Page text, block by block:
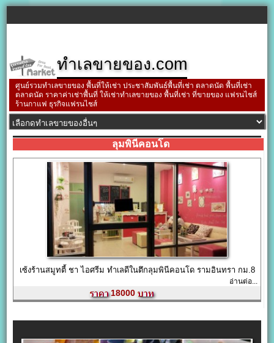
ทำเลขายของ.com
ศูนย์รวมทำเลขายของ พื้นที่ให้เช่า ประชาสัมพันธ์พื้นที่เช่า ตลาดนัด พื้นที่เช่า
ตลาดนัด ราคาค่าเช่าพื้นที่ ให้เช่าทำเลขายของ พื้นที่เช่า ที่ขายของ แฟรนไชส์
ร้านกาแฟ ธุรกิจแฟรนไชส์
ลุมพินีคอนโด
เซ้งร้านสมูทตี้ ชา ไอศรีม ทำเลดีในตึกลุมพินีคอนโด รามอินทรา กม.8
อ่านต่อ...
18000